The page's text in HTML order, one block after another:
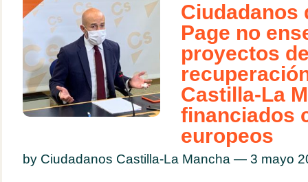
Ciudadanos
Page no
proyectos
Castilla-La
financiados
europeos
by Ciudadanos Castilla-La Mancha — 3 mayo